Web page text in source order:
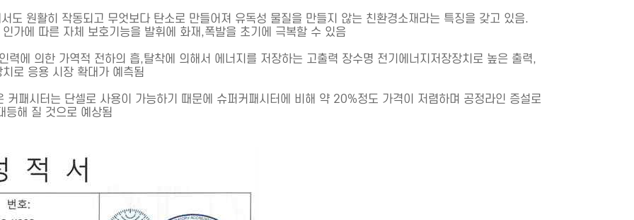
도 원활히 작동되고 무엇보다 탄소로 만들어져 유독성 물질을 만들지 않는 친환경소재라는 특징을 갖고 있음.
가에 따른 자체 보호기능을 발휘에 화재 ,폭발을 초기에 극복할 수 있음
력에 의한 가역적 전하의 흡,탈착에 의해서 에너지를 저장하는 고출력 장수명 전기에너지저장장치로 높은 출력,
로 응용 시장 확대가 예측됨
커패시터는 단셀로 사용이 가능하기 때문에 슈퍼커패시터에 비해 약 20%정도 가격이 저렴하며 공정라인 증설로
해 질 것으로 예상됨